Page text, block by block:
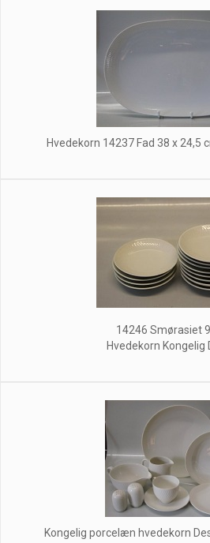
Hvedekorn 14237 Fad 38 x 24,5
14246 Smørasiet
Hvedekorn Kongelig
Kongelig porcelæn hvedekorn